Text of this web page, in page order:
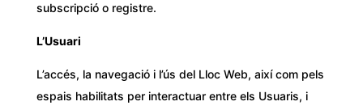
subscripció o registre.
L’Usuari
L’accés, la navegació i l’ús del Lloc Web, així com pels
espais habilitats per interactuar entre els Usuaris, i